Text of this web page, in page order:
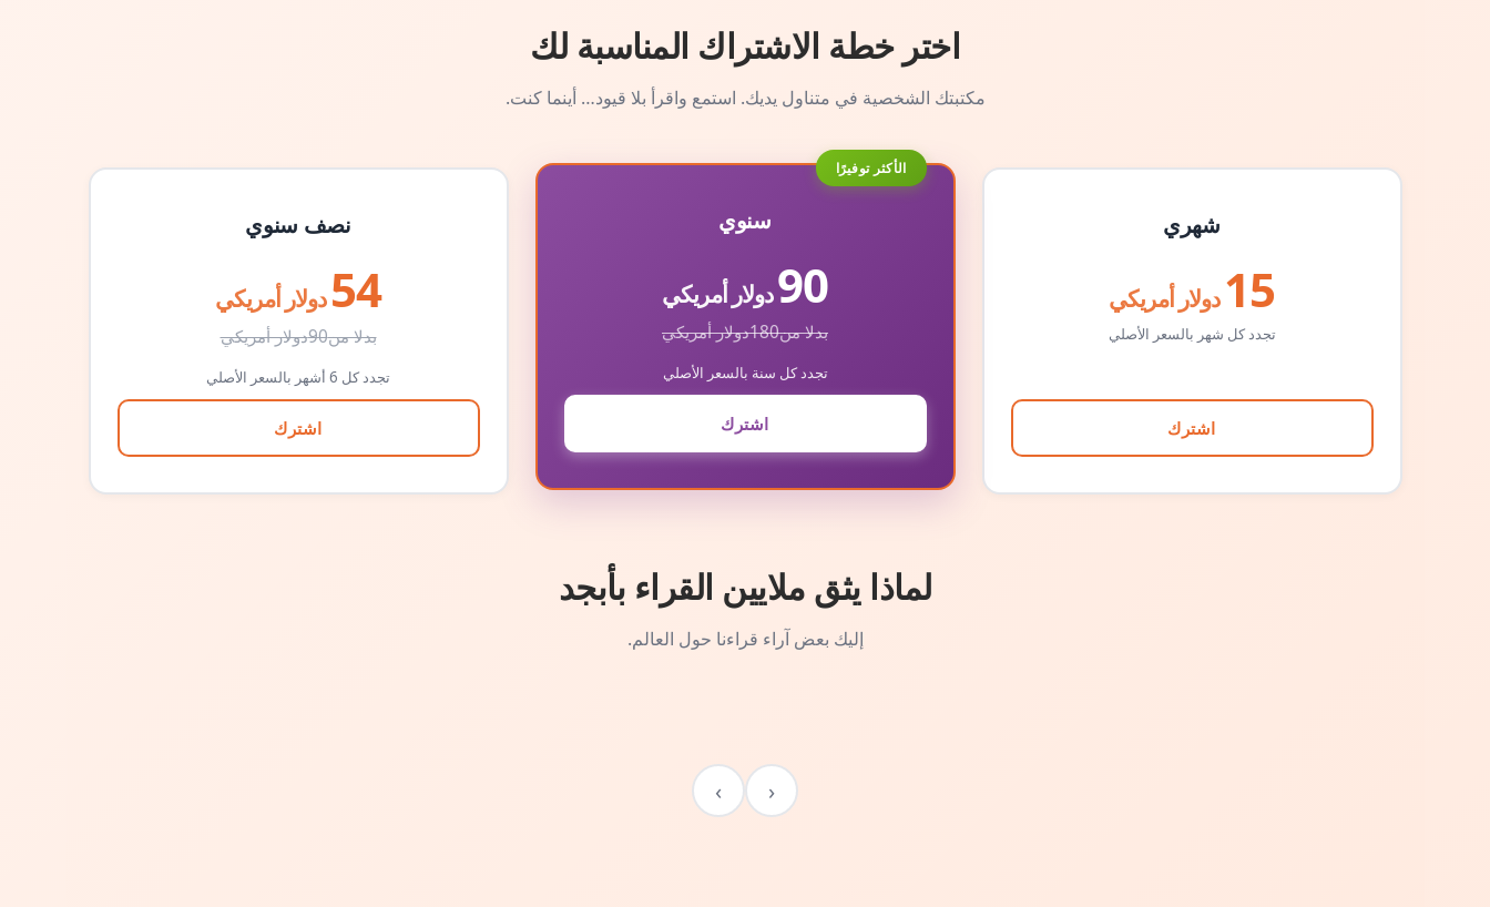
اختر خطة الاشتراك المناسبة لك
مكتبتك الشخصية في متناول يديك. استمع واقرأ بلا قيود… أينما كنت.
شهري
15 دولار أمريكي
تجدد كل شهر بالسعر الأصلي
اشترك
الأكثر توفيرًا
سنوي
90دولار أمريكي
بدلا من180دولار أمريكي
تجدد كل سنة بالسعر الأصلي
اشترك
نصف سنوي
54 دولار أمريكي
بدلا من90دولار أمريكي
تجدد كل 6 أشهر بالسعر الأصلي
اشترك
لماذا يثق ملايين القراء بأبجد
إليك بعض آراء قراءنا حول العالم.
‹
›